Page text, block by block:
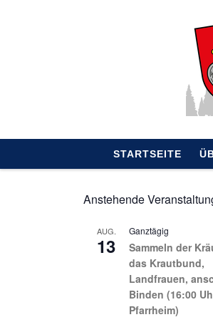
STARTSEITE
Anstehende
AUG.
13
Ganztägig
Sammeln der
das Krautbund,
Landfrauen,
Binden (16:00
Pfarrheim)